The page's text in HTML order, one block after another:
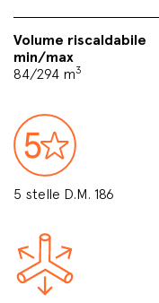
Volume riscaldabile
min/max
84/294 m3
5 stelle D.M. 186